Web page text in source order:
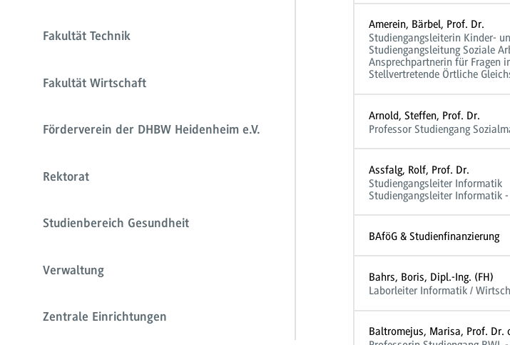
Fakultät Technik
Fakultät Wirtschaft
Förderverein der DHBW Heidenheim e.V.
Rektorat
Studienbereich Gesundheit
Verwaltung
Zentrale Einrichtungen
Amerein, Bärbel, Prof. Dr.
Studiengangsleiterin Kinder-
Studiengangsleitung Soziale
Ansprechpartnerin für Fragen
Stellvertretende Örtliche
Arnold, Steffen, Prof. Dr.
Professor Studiengang
Assfalg, Rolf, Prof. Dr.
Studiengangsleiter Informatik
Studiengangsleiter Informatik
BAföG & Studienfinanzierung
Bahrs, Boris, Dipl.-Ing. (FH)
Laborleiter Informatik /
Baltromejus, Marisa, Prof. Dr.